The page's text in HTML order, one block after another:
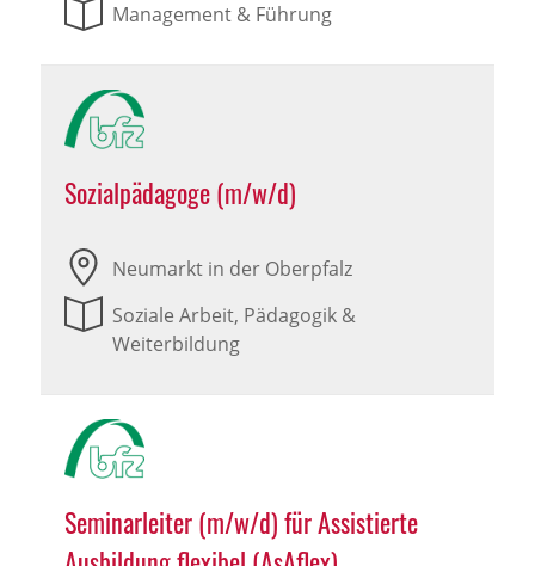
Management & Führung
Sozialpädagoge (m/w/d)
Neumarkt in der Oberpfalz
Soziale Arbeit, Pädagogik &
Weiterbildung
Seminarleiter (m/w/d) für Assistierte